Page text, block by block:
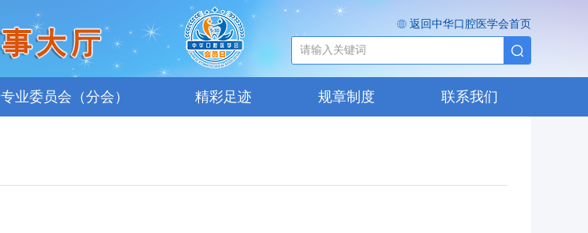
返回中华口腔医学会首页
专业委员会（分会） 精彩足迹 规章制度 联系我们